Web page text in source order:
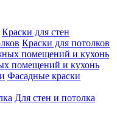
Краски для стен
Краски для потолков
помещений и кухонь
Фасадные краски
Для стен и потолка